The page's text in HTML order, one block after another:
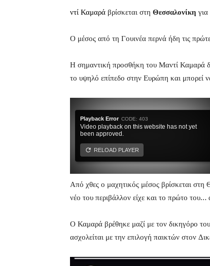
ντί Καμαρά βρίσκεται στη Θεσσαλονίκη
Ο μέσος από τη Γουινέα περνά ήδη τις
Η σημαντική προσθήκη του Μαντί Καμαρά
το υψηλό επίπεδο στην Ευρώπη και μπορεί
Από χθες ο μαχητικός μέσος βρίσκεται
νέο του περιβάλλον είχε και το πρώτο
Ο Καμαρά βρέθηκε μαζί με τον δικηγόρο
ασχολείται με την επιλογή παικτών στον